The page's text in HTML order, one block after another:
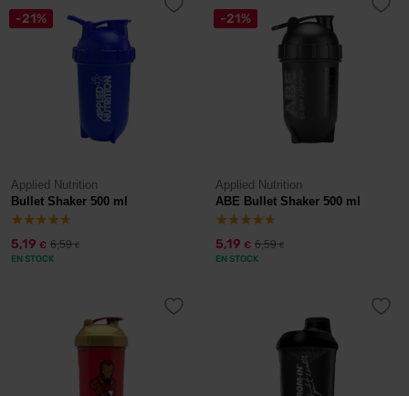
-21%
Applied Nutrition
Bullet Shaker 500 ml
5,19 € 6,59€
EN STOCK
-21%
Applied Nutrition
ABE Bullet Shaker 500 ml
5,19 € 6,59€
EN STOCK